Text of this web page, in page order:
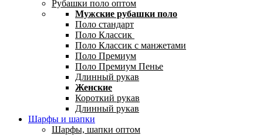
Рубашки поло оптом
Мужские рубашки поло
Поло стандарт
Поло Классик
Поло Классик с манжетами
Поло Премиум
Поло Премиум Пенье
Длинный рукав
Женские
Короткий рукав
Длинный рукав
Шарфы и шапки
Шарфы, шапки оптом